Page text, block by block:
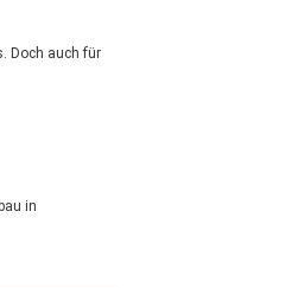
Doch auch für
in